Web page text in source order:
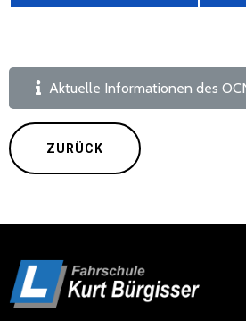
Aktuelle Informationen des
ZURÜCK